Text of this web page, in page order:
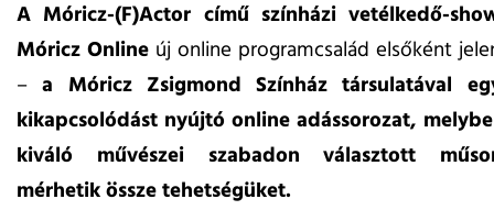
A Móricz-(F)Actor című színházi vetélkedő-
Móricz Online új online programcsalád elsőként
–a Móricz Zsigmond Színház társulatával
kikapcsolódást nyújtó online adássorozat,
kiváló művészei szabadon választott
mérhetik össze tehetségüket.